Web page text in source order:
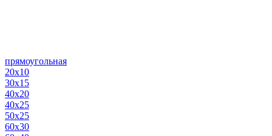
прямоугольная
20х10
30х15
40х20
40х25
50х25
60х30